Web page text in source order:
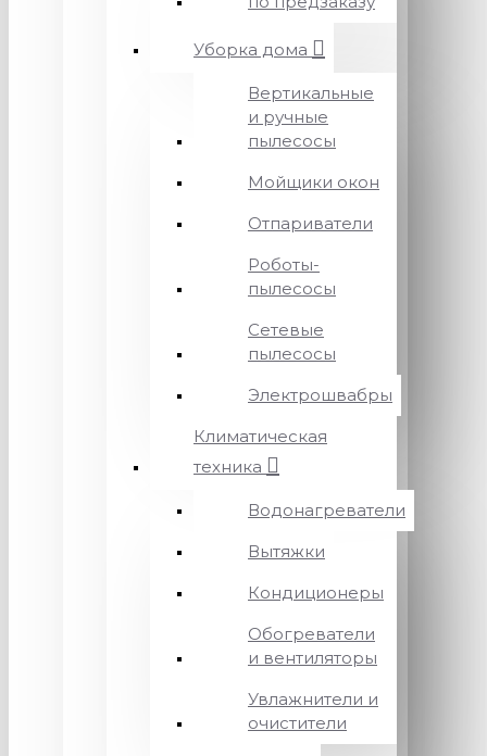
Уборка дома
Вертикальные
и ручные
пылесосы
Мойщики окон
Отпариватели
Роботы-
пылесосы
Сетевые
пылесосы
Электрошвабры
Климатическая
техника
Водонагреватели
Вытяжки
Кондиционеры
Обогреватели
и вентиляторы
Увлажнители и
очистители